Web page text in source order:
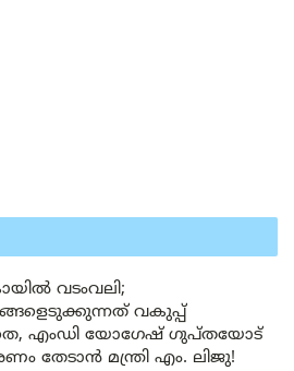
വടംവലി;
വകുപ്പ്
എംഡി യോഗേഷ് ഗുപ്തയോട്
തേടാൻ മന്ത്രി എം. ലിജു!